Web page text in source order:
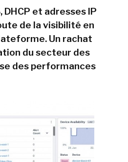
et adresses IP
de la visibilité en
Un rachat
du secteur des
des performances